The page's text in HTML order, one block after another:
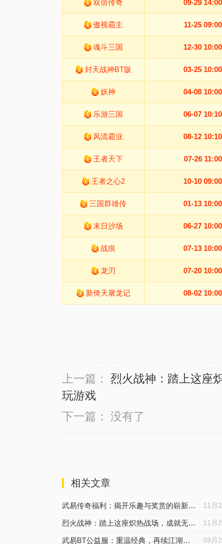
双倍传奇 09-29 14:00
傲视霸主 11-25 09:00
魂斗三国 12-30 10:00
封天战神BT版 03-25 10:00
妖神 04-08 10:00
乐游三国 06-07 10:10
风流霸业 08-12 10:10
王者天下 07-26 11:00
王者之心2 10-10 09:00
三国群雄传 01-13 10:00
末日沙场 06-27 10:00
战痕 07-13 10:00
龙刃 07-20 10:00
新倚天屠龙记 08-02 10:00
上一篇：
烈火战神：踏上这座
玩游戏
下一篇：
没有了
相关文章
11月
武易传奇福利：揭开乐趣与奖赏的崭新篇章-经典页游重现-977玩游戏
11月
烈火战神：踏上这座炽热战场，成就无敌战神的辉煌-977玩游戏
09月
武易BT公益服：重温经典，再续江湖传说